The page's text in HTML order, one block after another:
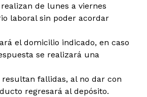
de lunes a viernes
laboral sin poder acordar
el domicilio indicado, en caso
se realizará una
resultan fallidas, al no dar con
regresará al depósito.